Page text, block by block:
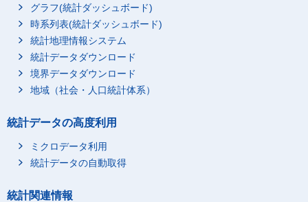
グラフ(統計ダッシュボード)
時系列表(統計ダッシュボード)
統計地理情報システム
統計データダウンロード
境界データダウンロード
地域（社会・人口統計体系）
統計データの高度利用
ミクロデータ利用
統計データの自動取得
統計関連情報